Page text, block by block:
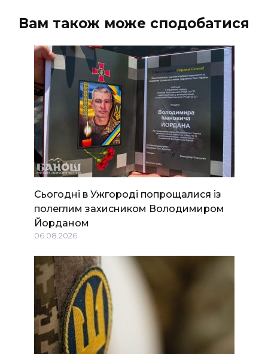
Вам також може сподобатися
Сьогодні в Ужгороді попрощалися із
полеглим захисником Володимиром
Йорданом
06.08.2026